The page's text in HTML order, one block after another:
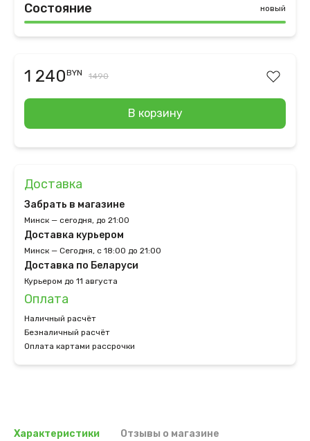
Состояние новый
1 240BYN 1490
В корзину
Доставка
Забрать в магазине
Минск — сегодня, до 21:00
Доставка курьером
Минск — Сегодня, с 18:00 до 21:00
Доставка по Беларуси
Курьером до 11 августа
Оплата
Наличный расчёт
Безналичный расчёт
Оплата картами рассрочки
Характеристики Отзывы о магазине